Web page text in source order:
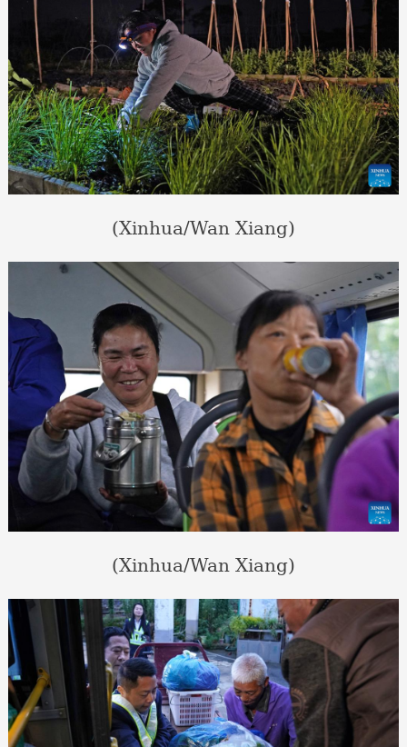
(Xinhua/Wan Xiang)
(Xinhua/Wan Xiang)